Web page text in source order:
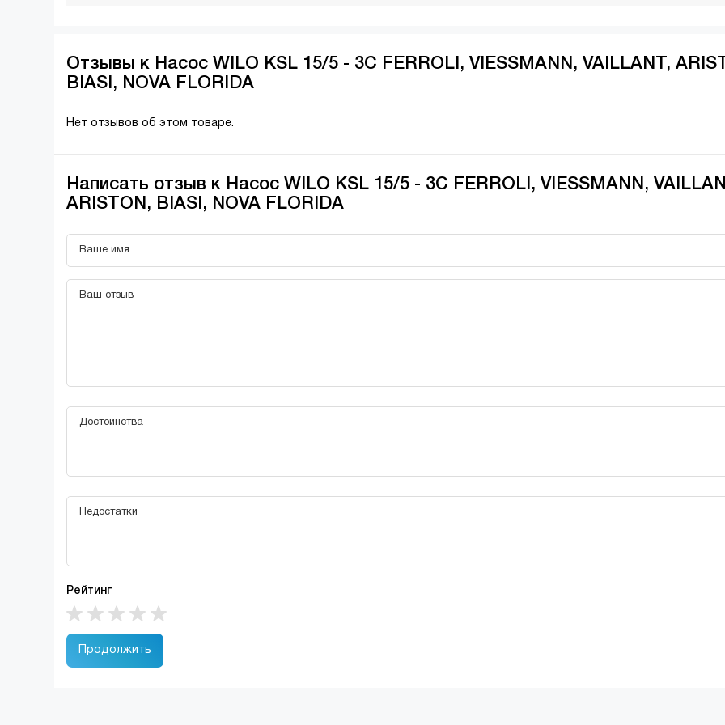
Отзывы к Насос WILO KSL 15/5 - 3C FERROLI, VIESSMANN, VAILLANT,
BIASI, NOVA FLORIDA
Нет отзывов об этом товаре.
Написать отзыв к Насос WILO KSL 15/5 - 3C FERROLI, VIESSMANN,
ARISTON, BIASI, NOVA FLORIDA
Рейтинг
Продолжить